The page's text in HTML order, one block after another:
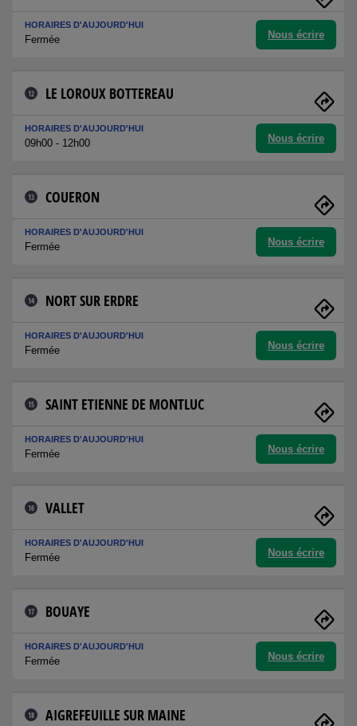
HORAIRES D'AUJOURD'HUI
Fermée Nous écrire
12 LE LOROUX BOTTEREAU
HORAIRES D'AUJOURD'HUI
09h00 - 12h00 Nous écrire
13 COUERON
HORAIRES D'AUJOURD'HUI
Fermée Nous écrire
14 NORT SUR ERDRE
HORAIRES D'AUJOURD'HUI
Fermée Nous écrire
15 SAINT ETIENNE DE MONTLUC
HORAIRES D'AUJOURD'HUI
Fermée Nous écrire
16 VALLET
HORAIRES D'AUJOURD'HUI
Fermée Nous écrire
17 BOUAYE
HORAIRES D'AUJOURD'HUI
Fermée Nous écrire
18 AIGREFEUILLE SUR MAINE